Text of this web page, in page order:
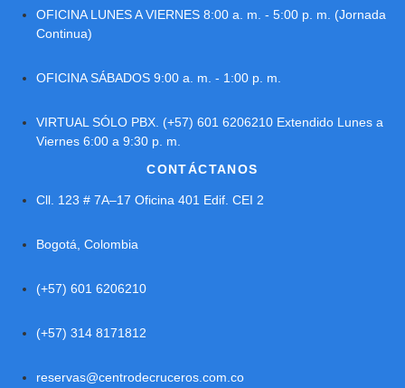
OFICINA LUNES A VIERNES 8:00 a. m. - 5:00 p. m. (Jornada
Continua)
OFICINA SÁBADOS 9:00 a. m. - 1:00 p. m.
VIRTUAL SÓLO PBX. (+57) 601 6206210 Extendido Lunes a
Viernes 6:00 a 9:30 p. m.
CONTÁCTANOS
Cll. 123 # 7A–17 Oficina 401 Edif. CEI 2
Bogotá, Colombia
(+57) 601 6206210
(+57) 314 8171812
reservas@centrodecruceros.com.co